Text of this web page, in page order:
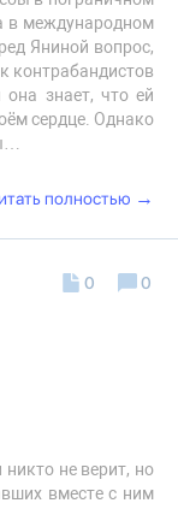
в международном
Яниной вопрос,
контрабандистов
знает, что ей
сердце. Однако
полностью →
не верит, но
вместе с ним
0 0